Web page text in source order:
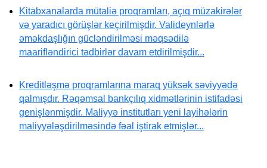
Kitabxanalarda mütaliə proqramları, açıq müzakirələr
və yaradıcı görüşlər keçirilmişdir. Valideynlərlə
əməkdaşlığın gücləndirilməsi məqsədilə
maarifləndirici tədbirlər davam etdirilmişdir...
Kreditləşmə proqramlarına maraq yüksək səviyyədə
qalmışdır. Rəqəmsal bankçılıq xidmətlərinin istifadəsi
genişlənmişdir. Maliyyə institutları yeni layihələrin
maliyyələşdirilməsində fəal iştirak etmişlər...